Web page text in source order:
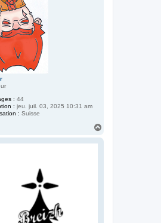
: 44
: jeu. juil. 03, 2025 10:31 am
: Suisse